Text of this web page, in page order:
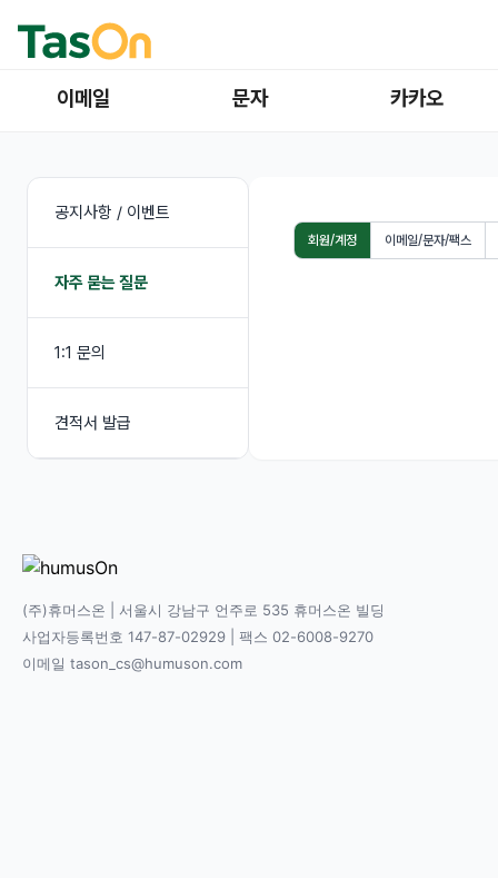
이메일 문자 카카오
공지사항 / 이벤트
자주 묻는 질문
1:1 문의
견적서 발급
회원/계정 이메일/문자/팩스
(주)휴머스온 | 서울시 강남구 언주로 535 휴머스온 빌딩
사업자등록번호 147-87-02929 | 팩스 02-6008-9270
이메일 tason_cs@humuson.com